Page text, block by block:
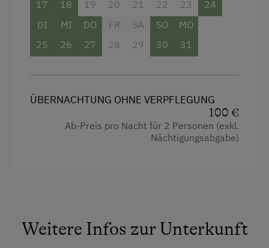
Kühlschrank
Fernseher
Hochgeschwindigkeits-Internetanschluss
17 18 19 20 21 22 23
24
DI
25
MI
26
DO
27
FR
28
SA
29
SO
30
MO
31
ÜBERNACHTUNG OHNE VERPFLEGUNG
100 €
Ab-Preis pro Nacht für 2 Personen (exkl.
Nächtigungsabgabe)
Weitere Infos zur Unterkunft